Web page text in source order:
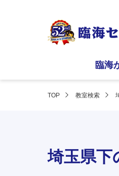
臨海
TOP 教室検索
埼玉県下